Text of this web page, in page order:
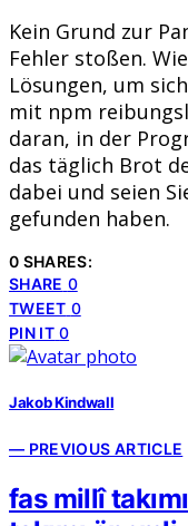
Kein Grund zur
Fehler stoßen.
Lösungen, um
mit npm
daran, in der
das täglich Brot
dabei und seien
gefunden haben.
0 SHARES:
SHARE 0
TWEET 0
PIN IT 0
Jakob Kindwall
— PREVIOUS ARTICLE
fas millî